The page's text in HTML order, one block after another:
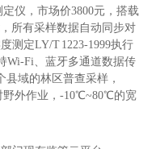
仪，市场价3800元，搭载
所有采样数据自动同步对
测定LY/T 1223-1999执行
Wi-Fi、蓝牙多通道数据传
域的林区普查采样，
野外作业，-10℃~80℃的宽